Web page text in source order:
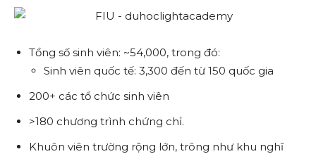
Tổng số sinh viên: ~54,000, trong đó:
Sinh viên quốc tế: 3,300 đến từ 150 quốc gia
200+ các tổ chức sinh viên
>180 chương trình chứng chỉ.
Khuôn viên trường rộng lớn, trông như khu nghĩ